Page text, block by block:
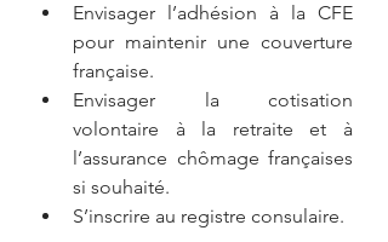
Envisager l’adhésion à la CFE
pour maintenir une couverture
française.
Envisager la cotisation
volontaire à la retraite et à
l’assurance chômage françaises
si souhaité.
S’inscrire au registre consulaire.